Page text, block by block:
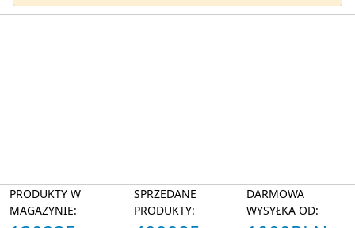
PRODUKTY W
MAGAZYNIE:
SPRZEDANE
PRODUKTY:
DARMOWA
WYSYŁKA OD: